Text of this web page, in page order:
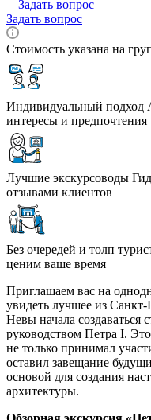
Задать вопрос
Задать вопрос
Стоимость указана на
Индивидуальный подход
интересы и предпочтения
Лучшие экскурсоводы
отзывами клиентов
Без очередей и толп
ценим ваше время
Приглашаем вас на
увидеть лучшее из
Невы начала
руководством Петра I.
не только принимал
оставил завещание
основой для создания
архитектуры.